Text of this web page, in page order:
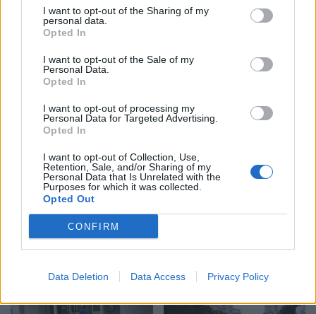
I want to opt-out of the Sharing of my
personal data.
Opted In
I want to opt-out of the Sale of my
Personal Data.
Opted In
I want to opt-out of processing my
Personal Data for Targeted Advertising.
Opted In
I want to opt-out of Collection, Use,
Retention, Sale, and/or Sharing of my
Personal Data that Is Unrelated with the
Purposes for which it was collected.
Opted Out
CONFIRM
Data Deletion Data Access Privacy Policy
Vance si pasues të
mundshëm për zgjedhjet
2028, sipas “The
Washington Post
jeta e familjes së tij pas
Katër pistoleta Glock u
gjetën në automjet, i
arrestuari në Sarandë: Më
Jemenit